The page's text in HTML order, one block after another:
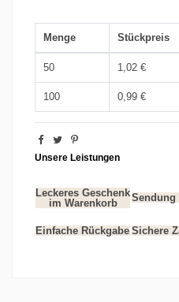
Menge Stückpreis
50 1,02 €
100 0,99 €
Unsere Leistungen
Leckeres Geschenk
im Warenkorb
Sendung
Einfache Rückgabe Sichere